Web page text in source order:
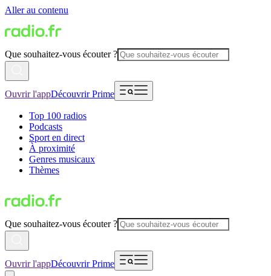
Aller au contenu
Que souhaitez-vous écouter ?
Ouvrir l'appDécouvrir Prime
Top 100 radios
Podcasts
Sport en direct
À proximité
Genres musicaux
Thèmes
Que souhaitez-vous écouter ?
Ouvrir l'appDécouvrir Prime